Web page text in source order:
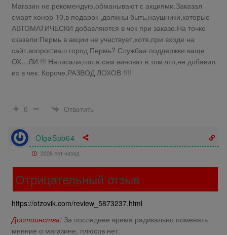
Магазин не рекомендую,обманывают с акциями.Заказал
смарт хонор 10,в подарок ,должны быть,наушники,которые
АВТОМАТИЧЕСКИ добавляются в чек при заказе.На точке
сказали:Пермь в акции не участвует,хотя,при входе на
сайт,вопрос:ваш город Пермь? Службаа поддержки ваще
ОХ…ЛИ !!! Написали,что,я,сам виноват в том,что,не добавил
их в чек. Короче,РАЗВОД ЛОХОВ !!!!
0 Ответить
OlgaSpb64
2026 лет назад
Отрицательный отзыв
https://otzovik.com/review_5873237.html
Достоинства: За последнее время радикально поменять
мнение о магазине, плюсов нет.